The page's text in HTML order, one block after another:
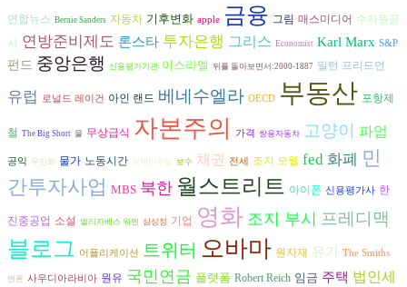
연합뉴스 Bernie Sanders 자동차 기후변화 apple 금융 그림 매스미디어 수자원공
사 연방준비제도 론스타 투자은행 그리스 Economist Karl Marx S&P
펀드 중앙은행 신용평가기관 이스라엘 뒤를 돌아보면서:2000-1887 밀턴 프리드먼
유럽 로널드 레이건 아인 랜드 베네수엘라 OECD 부동산 포항제
철 The Big Short 물 무상급식 자본주의 가격 쌍용자동차 고양이 파업
공익 무인화 물가 노동시간 경제민주화 보수 채권 전세 조지 오웰 fed 화폐 민
간투자사업 MBS 북한 월스트리트 아이폰 신용평가사 한
진중공업 소설 엘리자베스 워렌 심상정 기업 영화 조지 부시 프레디맥
블로그 어플리케이션 트위터 오바마 원자재 유가 The Smiths
엔론 사우디아라비아 원유 국민연금 플랫폼 Robert Reich 임금 주택 법인세